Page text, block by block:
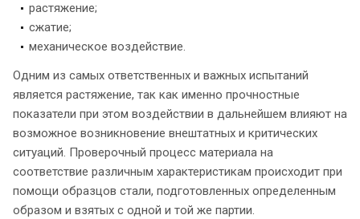
растяжение;
сжатие;
механическое воздействие.
Одним из самых ответственных и важных испытаний
является растяжение, так как именно прочностные
показатели при этом воздействии в дальнейшем влияют на
возможное возникновение внештатных и критических
ситуаций. Проверочный процесс материала на
соответствие различным характеристикам происходит при
помощи образцов стали, подготовленных определенным
образом и взятых с одной и той же партии.